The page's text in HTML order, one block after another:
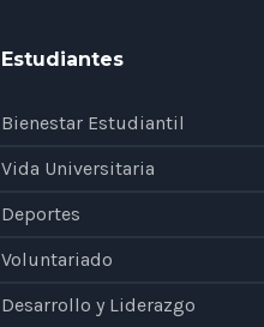
Estudiantes
Bienestar Estudiantil
Vida Universitaria
Deportes
Voluntariado
Desarrollo y Liderazgo